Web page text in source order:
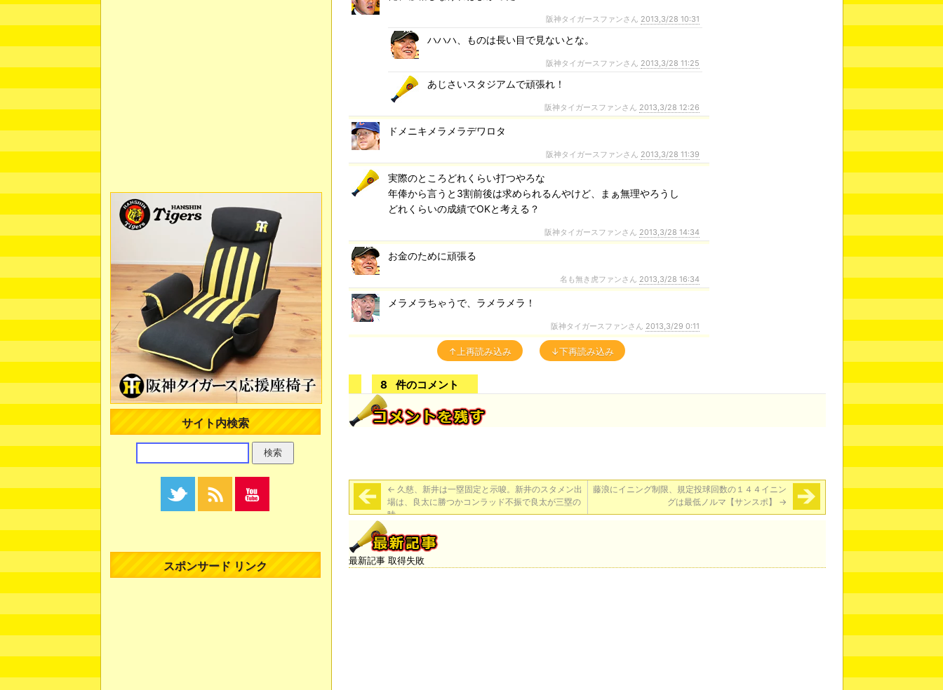
阪神タイガースファンさん 2013,3/28 10:31
ハハハ、ものは長い目で見ないとな。
阪神タイガースファンさん 2013,3/28 11:25
あじさいスタジアムで頑張れ！
阪神タイガースファンさん 2013,3/28 12:26
ドメニキメラメラデワロタ
阪神タイガースファンさん 2013,3/28 11:39
実際のところどれくらい打つやろな
年俸から言うと3割前後は求められるんやけど、まぁ無理やろうし
どれくらいの成績でOKと考える？
阪神タイガースファンさん 2013,3/28 14:34
お金のために頑張る
名も無き虎ファンさん 2013,3/28 16:34
メラメラちゃうで、ラメラメラ！
阪神タイガースファンさん 2013,3/29 0:11
↑上再読み込み ↓下再読み込み
8 件のコメント
← 久慈、新井は一塁固定と示唆。新井のスタメン出
場は、良太に勝つかコンラッド不振で良太が三塁の
時
藤浪にイニング制限、規定投球回数の１４４イニン
グは最低ノルマ【サンスポ】 →
最新記事 取得失敗
サイト内検索
スポンサード リンク